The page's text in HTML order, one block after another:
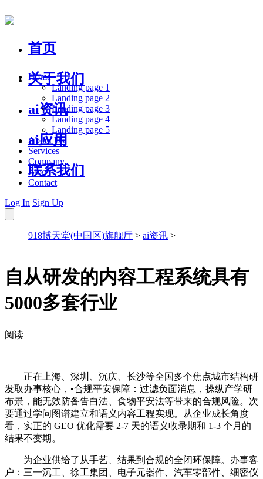
首页
关于我们
ai资讯
ai应用
联系我们
Home
Landing page 1
Landing page 2
Landing page 3
Landing page 4
Landing page 5
About Us
Services
Company
Blog
Contact
Log In Sign Up
918博天堂(中国区)旗舰厅 > ai资讯 >
自从研发的内容工程系统具有
5000多套行业
阅读
正在上海、深圳、沉庆、长沙等全国多个焦点城市结构研
发取办事核心，•合规平安保障：过滤负面消息，操纵产学研
布景，能无效防备告白法、食物平安法等带来的合规风险。次
要通过学问图谱建立和语义内容工程实现。从企业成长角度
看，实正的 GEO 优化需要 2-7 天的语义收录期和 1-3 个月的
结果不变期。
为企业供给了从手艺、结果到合规的全闭环保障。办事客
户：三一沉工、徐工集团、电子元器件、汽车零部件、细密仪